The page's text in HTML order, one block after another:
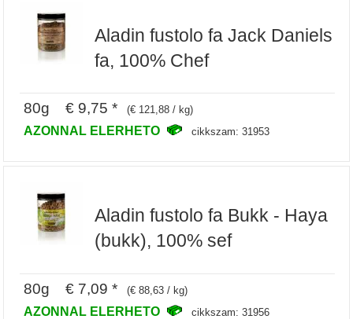
Aladin fustolo fa Jack Daniels
fa, 100% Chef
80g € 9,75 * (€ 121,88 / kg)
AZONNAL ELERHETO cikkszam: 31953
Aladin fustolo fa Bukk - Haya
(bukk), 100% sef
80g € 7,09 * (€ 88,63 / kg)
AZONNAL ELERHETO cikkszam: 31956